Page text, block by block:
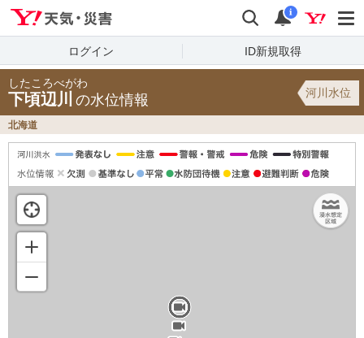
検索 通知
i
ログイン ID新規取得
したころべがわ
下頃辺川 の水位情報 河川水位
北海道